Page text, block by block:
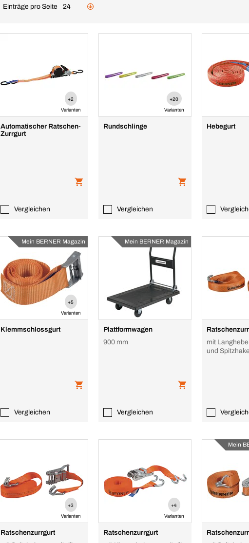
Einträge pro Seite 24
+2
Varianten
Automatischer Ratschen-
Zurrgurt
Vergleichen
+20
Varianten
Rundschlinge
Vergleichen
Hebegurt
Mein BERNER Magazin
+5
Varianten
Klemmschlossgurt
Vergleichen
Mein BERNER Magazin
Plattformwagen
900 mm
Vergleichen
mit
und
+3
Varianten
Ratschenzurrgurt
+4
Varianten
Ratschenzurrgurt
Mein